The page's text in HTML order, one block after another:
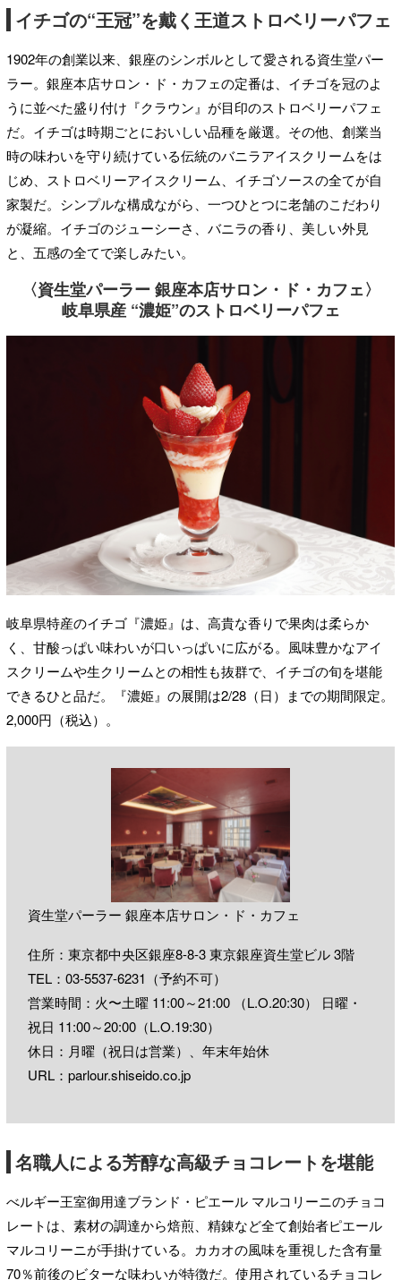
イチゴの“王冠”を戴く王道ストロベリーパフェ
1902年の創業以来、銀座のシンボルとして愛される資生堂パー
ラー。銀座本店サロン・ド・カフェの定番は、イチゴを冠のよ
うに並べた盛り付け『クラウン』が目印のストロベリーパフェ
だ。イチゴは時期ごとにおいしい品種を厳選。その他、創業当
時の味わいを守り続けている伝統のバニラアイスクリームをは
じめ、ストロベリーアイスクリーム、イチゴソースの全てが自
家製だ。シンプルな構成ながら、一つひとつに老舗のこだわり
が凝縮。イチゴのジューシーさ、バニラの香り、美しい外見
と、五感の全てで楽しみたい。
〈資生堂パーラー 銀座本店サロン・ド・カフェ〉
岐阜県産 “濃姫”のストロベリーパフェ
岐阜県特産のイチゴ『濃姫』は、高貴な香りで果肉は柔らか
く、甘酸っぱい味わいが口いっぱいに広がる。風味豊かなアイ
スクリームや生クリームとの相性も抜群で、イチゴの旬を堪能
できるひと品だ。『濃姫』の展開は2/28（日）までの期間限定。
2,000円（税込）。
資生堂パーラー 銀座本店サロン・ド・カフェ
住所：東京都中央区銀座8-8-3 東京銀座資生堂ビル 3階
TEL： 03-5537-6231 （予約不可）
営業時間：火〜土曜 11:00～21:00 （L.O.20:30） 日曜・
祝日 11:00～20:00（L.O.19:30）
休日：月曜（祝日は営業）、年末年始休
URL： parlour.shiseido.co.jp
名職人による芳醇な高級チョコレートを堪能
べルギー王室御用達ブランド・ピエール マルコリーニのチョコ
レートは、素材の調達から焙煎、精錬など全て創始者ピエール
マルコリーニが手掛けている。カカオの風味を重視した含有量
70％前後のビターな味わいが特徴だ。使用されているチョコレ